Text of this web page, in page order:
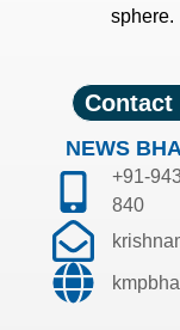
sphere.
Contact
NEWS
+91-
840